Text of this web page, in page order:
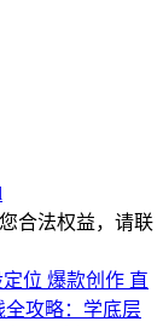
合法权益，请联
位 爆款创作 直
全攻略：学底层